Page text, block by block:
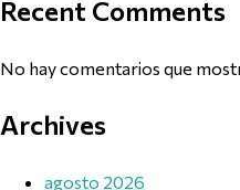
Recent Comments
No hay comentarios que
Archives
agosto 2026